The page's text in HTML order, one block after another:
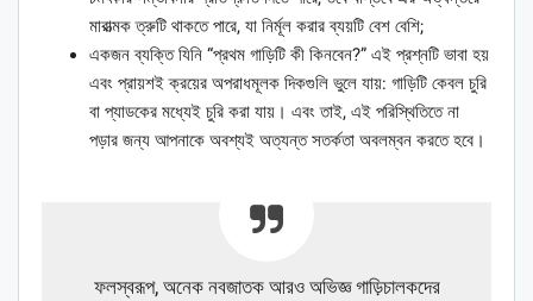
মারাত্মক ত্রুটি থাকতে পারে, যা নির্মূল করার ব্যয়টি বেশ বেশি;
একজন ব্যক্তি যিনি “প্রথম গাড়িটি কী কিনবেন?” এই প্রশ্নটি ভাবা হয়
এবং প্রায়শই ক্রয়ের অপরাধমূলক দিকগুলি ভুলে যায়: গাড়িটি কেবল চুরি
বা প্যাডকের মধ্যেই চুরি করা যায়। এবং তাই, এই পরিস্থিতিতে না
পড়ার জন্য আপনাকে অবশ্যই অত্যন্ত সতর্কতা অবলম্বন করতে হবে।
ফলস্বরূপ, অনেক নবজাতক আরও অভিজ্ঞ গাড়িচালকদের